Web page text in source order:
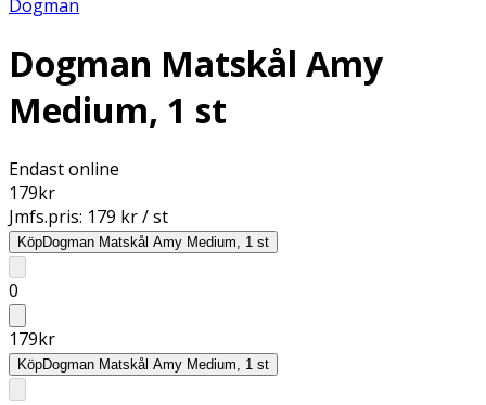
Dogman
Dogman Matskål Amy
Medium, 1 st
Endast online
179kr
Jmfs.pris: 179 kr / st
KöpDogman Matskål Amy Medium, 1 st
0
179kr
KöpDogman Matskål Amy Medium, 1 st